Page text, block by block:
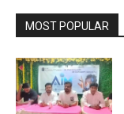
MOST POPULAR